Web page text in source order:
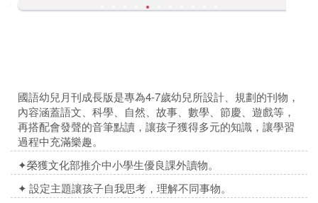
國語幼兒月刊成長版是專為4-7歲幼兒所設計、規劃的刊物，
內容涵蓋語文、科學、自然、故事、數學、節慶、遊戲等，
再搭配會發聲的音筆點讀，讓孩子獲得多元的知識，讓學習
過程中充滿樂趣。
✦榮獲文化部推介中小學生優良課外讀物。
✦ 設定主題讓孩子自我思考，理解不同事物。